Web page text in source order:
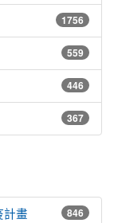
1756
559
446
367
846
計畫